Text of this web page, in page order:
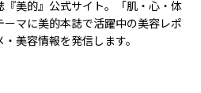
美的』公式サイト。「肌・心・体
マに美的本誌で活躍中の美容レポ
美容情報を発信します。